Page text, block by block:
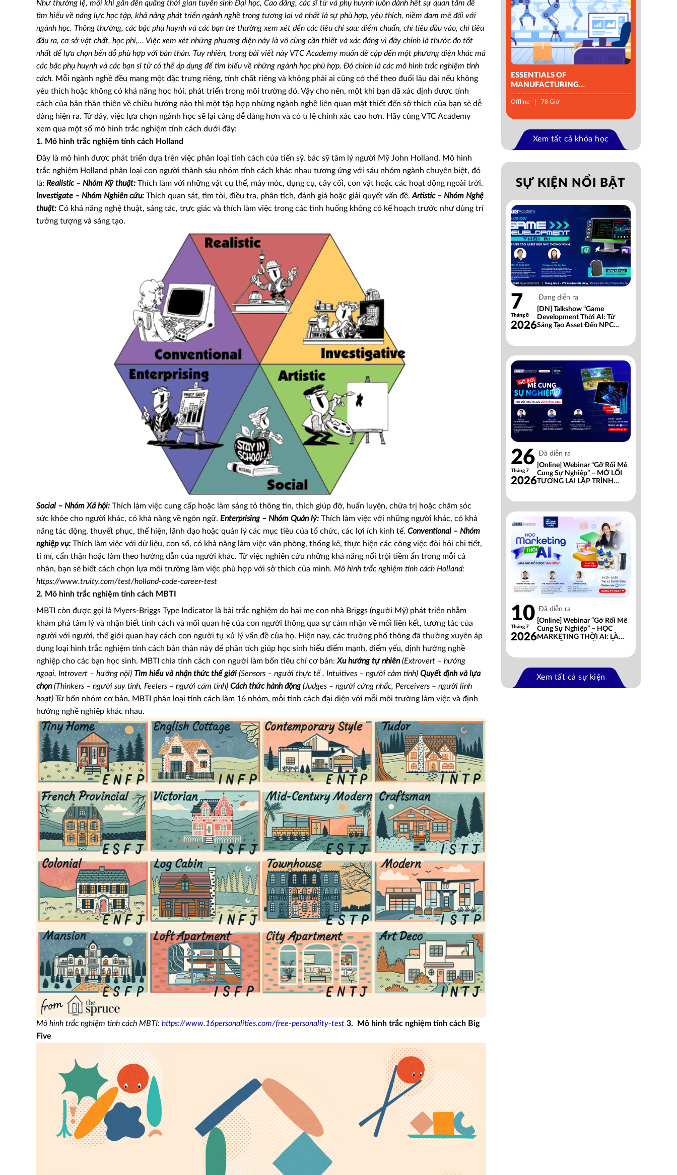
Như thường lệ, mỗi khi gần đến quãng thời gian tuyển sinh Đại học, Cao đẳng, các sĩ tử và phụ huynh luôn dành hết sự quan tâm để
tìm hiểu về năng lực học tập, khả năng phát triển ngành nghề trong tương lai và nhất là sự phù hợp, yêu thích, niềm đam mê đối với
ngành học. Thông thường, các bậc phụ huynh và các bạn trẻ thường xem xét đến các tiêu chí sau: điểm chuẩn, chỉ tiêu đầu vào, chỉ tiêu
đầu ra, cơ sở vật chất, học phí,… Việc xem xét những phương diện này là vô cùng cần thiết và xác đáng vì đây chính là thước đo tốt
nhất để lựa chọn bến đỗ phù hợp với bản thân. Tuy nhiên, trong bài viết này VTC Academy muốn đề cập đến một phương diện khác mà
các bậc phụ huynh và các bạn sĩ tử có thể áp dụng để tìm hiểu về những ngành học phù hợp. Đó chính là các mô hình trắc nghiệm tính
cách. Mỗi ngành nghề đều mang một đặc trưng riêng, tính chất riêng và không phải ai cũng có thể theo đuổi lâu dài nếu không
yêu thích hoặc không có khả năng học hỏi, phát triển trong môi trường đó. Vậy cho nên, một khi bạn đã xác định được tính
cách của bản thân thiên về chiều hướng nào thì một tập hợp những ngành nghề liên quan mật thiết đến sở thích của bạn sẽ dễ
dàng hiện ra. Từ đây, việc lựa chọn ngành học sẽ lại càng dễ dàng hơn và có tỉ lệ chính xác cao hơn. Hãy cùng VTC Academy
xem qua một số mô hình trắc nghiệm tính cách dưới đây:
1. Mô hình trắc nghiệm tính cách Holland
Đây là mô hình được phát triển dựa trên việc phân loại tính cách của tiến sỹ, bác sỹ tâm lý người Mỹ John Holland. Mô hình
trắc nghiệm Holland phân loại con người thành sáu nhóm tính cách khác nhau tương ứng với sáu nhóm ngành chuyên biệt, đó
là: Realistic – Nhóm Kỹ thuật: Thích làm với những vật cụ thể, máy móc, dụng cụ, cây cối, con vật hoặc các hoạt động ngoài trời.
Investigate – Nhóm Nghiên cứu: Thích quan sát, tìm tòi, điều tra, phân tích, đánh giá hoặc giải quyết vấn đề. Artistic – Nhóm Nghệ
thuật: Có khả năng nghệ thuật, sáng tác, trực giác và thích làm việc trong các tình huống không có kế hoạch trước như dùng trí
tưởng tượng và sáng tạo.
Social – Nhóm Xã hội: Thích làm việc cung cấp hoặc làm sáng tỏ thông tin, thích giúp đỡ, huấn luyện, chữa trị hoặc chăm sóc
sức khỏe cho người khác, có khả năng về ngôn ngữ. Enterprising – Nhóm Quản lý: Thích làm việc với những người khác, có khả
năng tác động, thuyết phục, thể hiện, lãnh đạo hoặc quản lý các mục tiêu của tổ chức, các lợi ích kinh tế. Conventional – Nhóm
nghiệp vụ: Thích làm việc với dữ liệu, con số, có khả năng làm việc văn phòng, thống kê, thực hiện các công việc đòi hỏi chi tiết,
tỉ mỉ, cẩn thận hoặc làm theo hướng dẫn của người khác. Từ việc nghiên cứu những khả năng nổi trội tiềm ẩn trong mỗi cá
nhân, bạn sẽ biết cách chọn lựa môi trường làm việc phù hợp với sở thích của mình. Mô hình trắc nghiệm tính cách Holland:
https://www.truity.com/test/holland-code-career-test
2. Mô hình trắc nghiệm tính cách MBTI
MBTI còn được gọi là Myers-Briggs Type Indicator là bài trắc nghiệm do hai mẹ con nhà Briggs (người Mỹ) phát triển nhằm
khám phá tâm lý và nhận biết tính cách và mối quan hệ của con người thông qua sự cảm nhận về mối liên kết, tương tác của
người với người, thế giới quan hay cách con người tự xử lý vấn đề của họ. Hiện nay, các trường phổ thông đã thường xuyên áp
dụng loại hình trắc nghiệm tính cách bản thân này để phân tích giúp học sinh hiểu điểm mạnh, điểm yếu, định hướng nghề
nghiệp cho các bạn học sinh. MBTI chia tính cách con người làm bốn tiêu chí cơ bản: Xu hướng tự nhiên(Extrovert – hướng
ngoại, Introvert – hướng nội) Tìm hiểu và nhận thức thế giới (Sensors – người thực tế , Intuitives – người cảm tính) Quyết định và lựa
chọn(Thinkers – người suy tính, Feelers – người cảm tính) Cách thức hành động(Judges – người cứng nhắc, Perceivers – người linh
hoạt) Từ bốn nhóm cơ bản, MBTI phân loại tính cách làm 16 nhóm, mỗi tính cách đại diện với mỗi môi trường làm việc và định
hướng nghề nghiệp khác nhau.
Mô hình trắc nghiệm tính cách MBTI: https://www.16personalities.com/free-personality-test 3. Mô hình trắc nghiệm tính cách Big
Five
ESSENTIALS OF
MANUFACTURING
MANAGEMENT
Offline 78 Giờ
Xem tất cả khóa học
SỰ KIỆN NỔI BẬT
7
Tháng 8
2026
Đang diễn ra
[DN] Talkshow “Game
Development Thời AI: Từ
Sáng Tạo Asset Đến NPC
26
Tháng 7
2026
Đã diễn ra
[Online] Webinar “Gỡ Rối Mê
Cung Sự Nghiệp” – MỞ LỐI
TƯƠNG LAI LẬP TRÌNH
10
Tháng 7
2026
Đã diễn ra
[Online] Webinar “Gỡ Rối Mê
Cung Sự Nghiệp” – HỌC
MARKETING THỜI AI: LÀM
Xem tất cả sự kiện